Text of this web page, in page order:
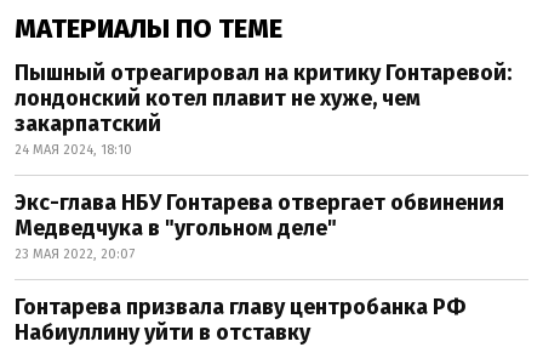
МАТЕРИАЛЫ ПО ТЕМЕ
Пышный отреагировал на критику Гонтаревой:
лондонский котел плавит не хуже, чем
закарпатский
24 МАЯ 2024, 18:10
Экс-глава НБУ Гонтарева отвергает обвинения
Медведчука в "угольном деле"
23 МАЯ 2022, 20:07
Гонтарева призвала главу центробанка РФ
Набиуллину уйти в отставку